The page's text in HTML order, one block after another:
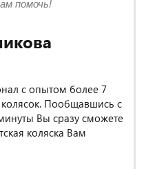
с опытом более 7
колясок. Пообщавшись с
Вы сразу сможете
коляска Вам
помочь!